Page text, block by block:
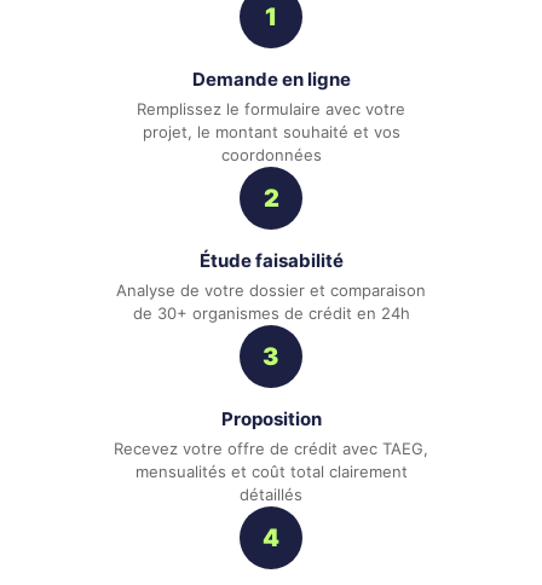
1
Demande en ligne
Remplissez le formulaire avec votre
projet, le montant souhaité et vos
coordonnées
2
Étude faisabilité
Analyse de votre dossier et comparaison
de 30+ organismes de crédit en 24h
3
Proposition
Recevez votre offre de crédit avec TAEG,
mensualités et coût total clairement
détaillés
4